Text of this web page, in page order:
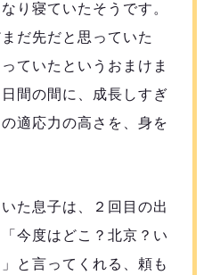
り寝ていたそうです。
だ先だと思っていた
ていたというおまけま
間の間に、成長しすぎ
適応力の高さを、身を
た息子は、２回目の出
今度はどこ？北京？い
と言ってくれる、頼も